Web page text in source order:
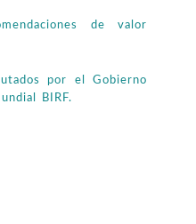
de valor
por el Gobierno
BIRF.